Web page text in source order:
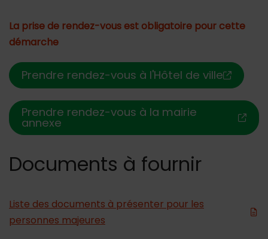
La prise de rendez-vous est obligatoire pour cette
démarche
Prendre rendez-vous à l'Hôtel de ville
Prendre rendez-vous à la mairie
annexe
Documents à fournir
Liste des documents à présenter pour les
personnes majeures